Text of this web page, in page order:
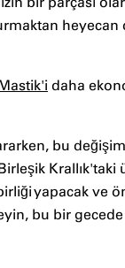
daha
bu
yapacak
bu bir